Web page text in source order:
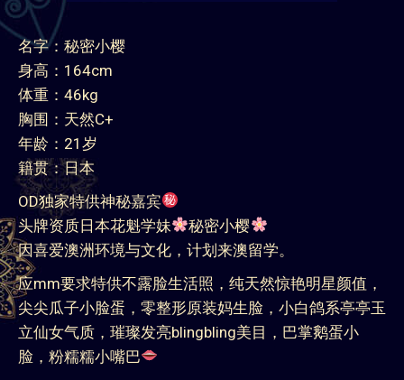
名字：秘密小樱
身高：164cm
体重：46kg
胸围：天然C+
年龄：21岁
籍贯：日本
OD独家特供神秘嘉宾
头牌资质日本花魁学妹
秘密小樱
因喜爱澳洲环境与文化，计划来澳留学。
应mm要求特供不露脸生活照，纯天然惊艳明星颜值，
尖尖瓜子小脸蛋，零整形原装妈生脸，小白鸽系亭亭玉
立仙女气质，璀璨发亮blingbling美目，巴掌鹅蛋小
脸，粉糯糯小嘴巴